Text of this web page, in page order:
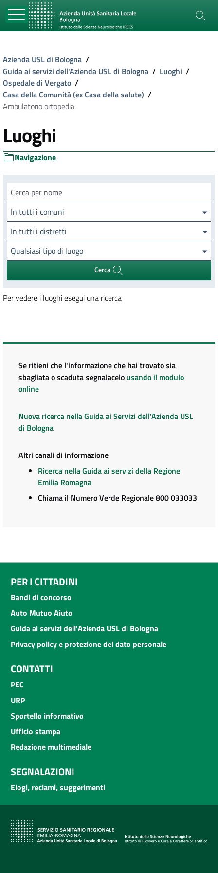
Azienda USL di Bologna /
Guida ai servizi dell'Azienda USL di Bologna / Luoghi /
Ospedale di Vergato /
Casa della Comunità (ex Casa della salute) /
Ambulatorio ortopedia
Luoghi
Navigazione
Cerca luogo
In tutti i comuni
In tutti i distretti
Qualsiasi tipo di luogo
Cerca
Per vedere i luoghi esegui una ricerca
Se ritieni che l'informazione che hai trovato sia
sbagliata o scaduta segnalacelo usando il modulo
online
Nuova ricerca nella Guida ai Servizi dell'Azienda USL
di Bologna
Altri canali di informazione
Ricerca nella Guida ai servizi della Regione
Emilia Romagna
Chiama il Numero Verde Regionale 800 033033
PER I CITTADINI
Bandi di concorso
Auto Mutuo Aiuto
Guida ai servizi dell'Azienda USL di Bologna
Privacy policy e protezione del dato personale
CONTATTI
PEC
URP
Sportello informativo
Ufficio stampa
Redazione multimediale
SEGNALAZIONI
Elogi, reclami, suggerimenti